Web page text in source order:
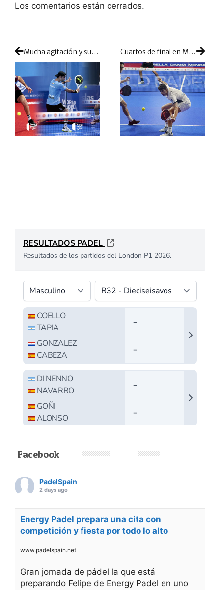
Los comentarios están cerrados.
Mucha agitación y sublevación: tres pesos pesados se quedan fuera de los cuartos en Menorca Cuartos de final en Menorca: los chicos dejan unos enfrentamientos muy abiertos y sorprendentes
Facebook
PadelSpain
2 days ago
Energy Padel prepara una cita con
competición y fiesta por todo lo alto
www.padelspain.net
Gran jornada de pádel la que está
preparando Felipe de Energy Padel en uno